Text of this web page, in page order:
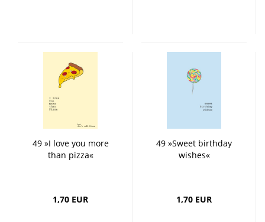
49 »I love you more
than pizza«
1,70 EUR
49 »Sweet birthday
wishes«
1,70 EUR